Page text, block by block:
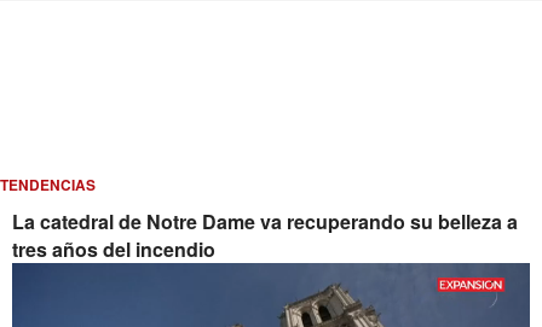
TENDENCIAS
La catedral de Notre Dame va recuperando su belleza a
tres años del incendio